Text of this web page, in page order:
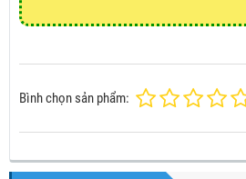
Bình chọn sản phẩm: